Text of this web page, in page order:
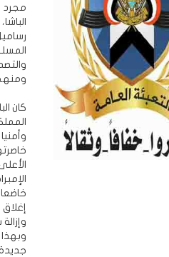
مجرد
كان